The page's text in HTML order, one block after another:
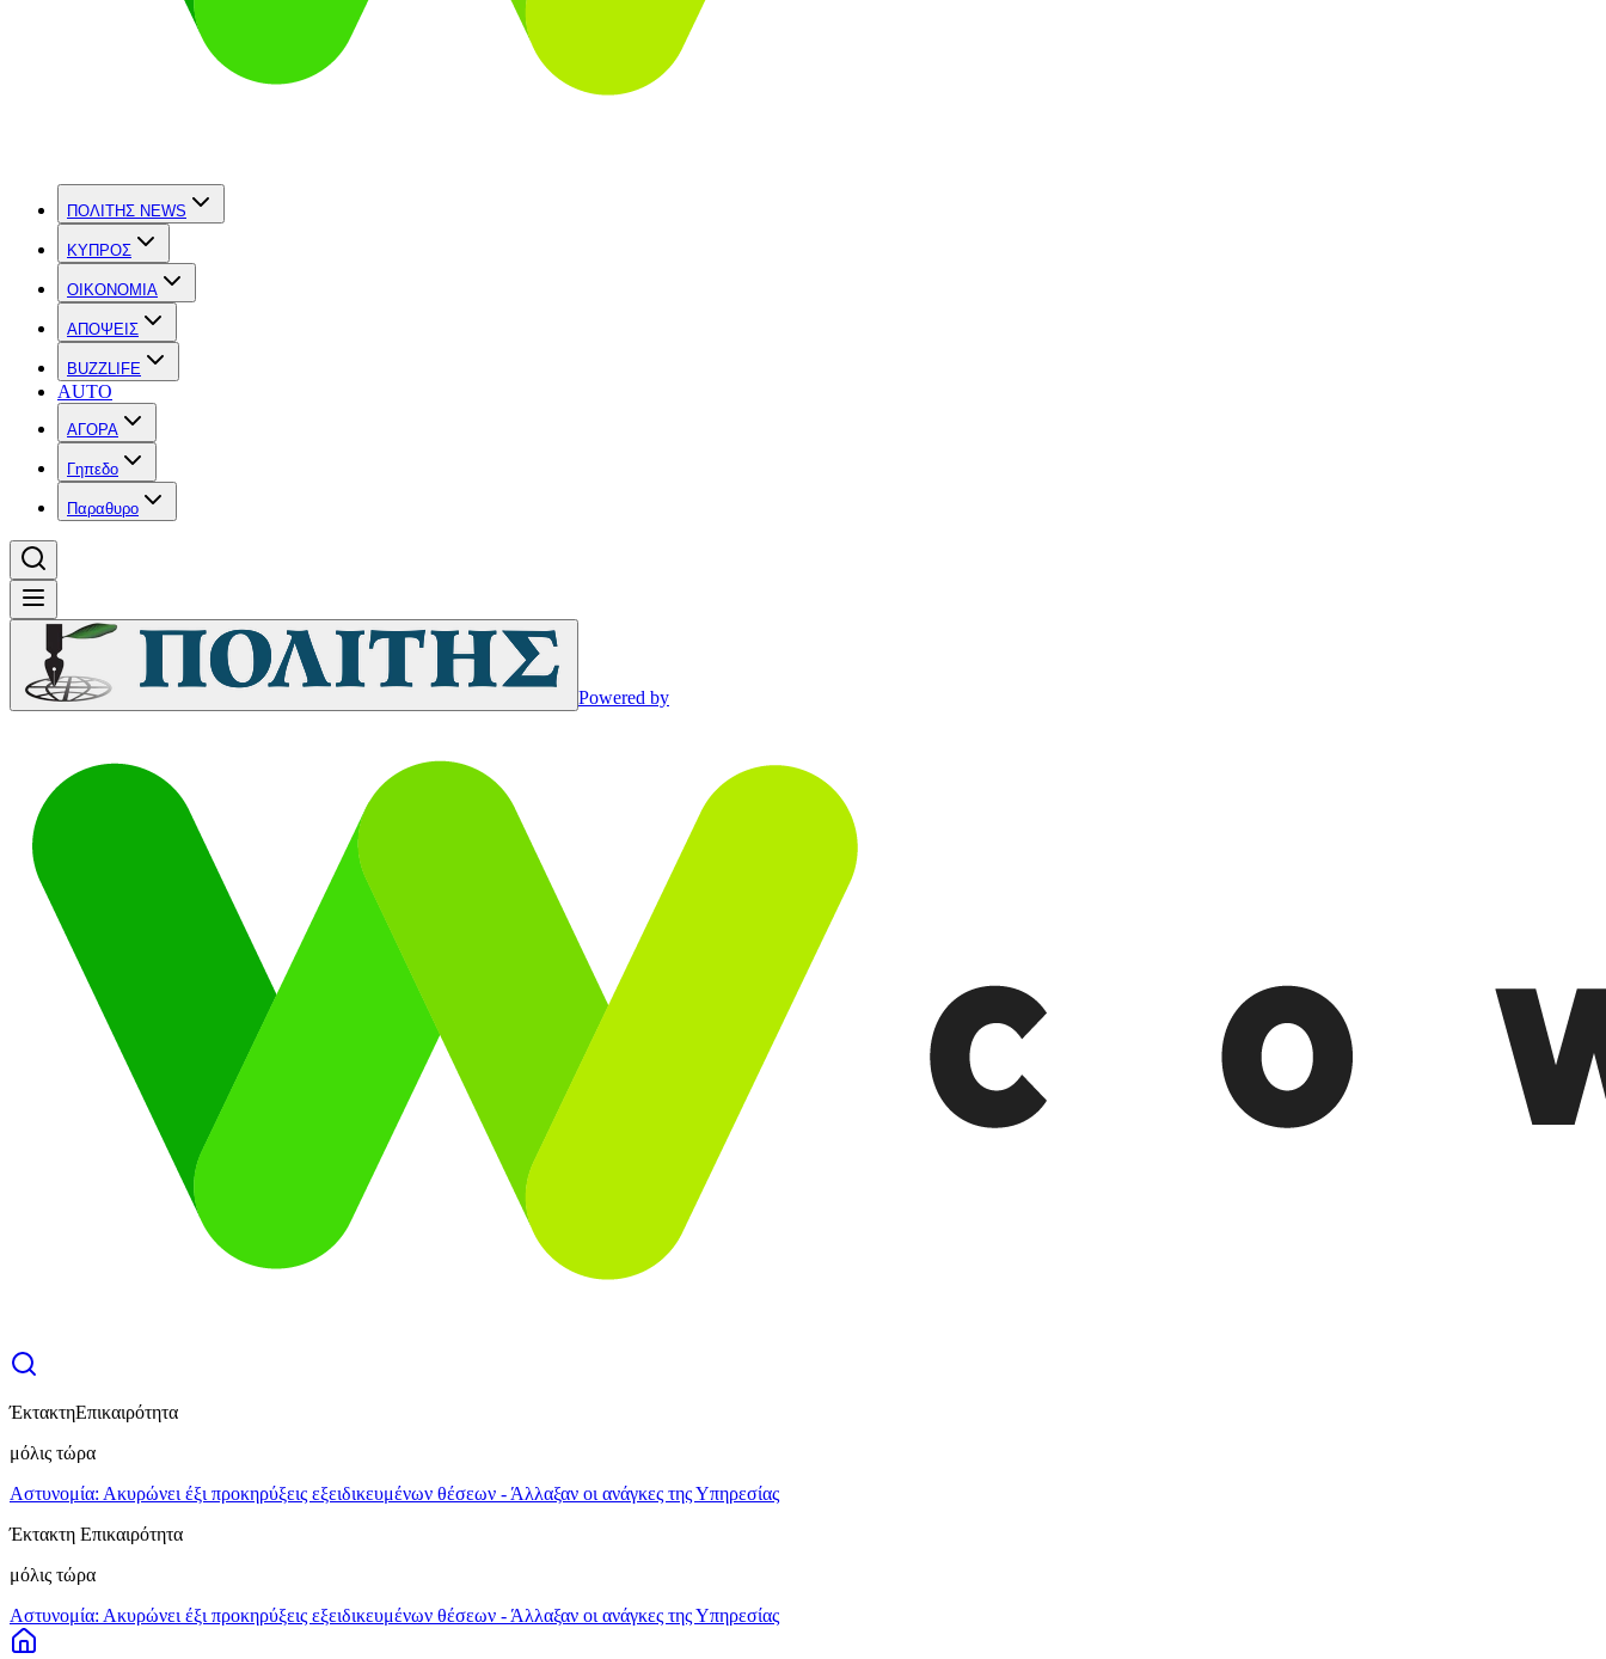
ΠΟΛΙΤΗΣ NEWS
ΚΥΠΡΟΣ
OIKONOMIA
ΑΠΟΨΕΙΣ
BUZZLIFE
AUTO
ΑΓΟΡΑ
Γηπεδο
Παραθυρο
Powered by
ΈκτακτηΕπικαιρότητα
μόλις τώρα
Αστυνομία: Ακυρώνει έξι προκηρύξεις εξειδικευμένων θέσεων - Άλλαξαν οι ανάγκες της Υπηρεσίας
Έκτακτη Επικαιρότητα
μόλις τώρα
Αστυνομία: Ακυρώνει έξι προκηρύξεις εξειδικευμένων θέσεων - Άλλαξαν οι ανάγκες της Υπηρεσίας